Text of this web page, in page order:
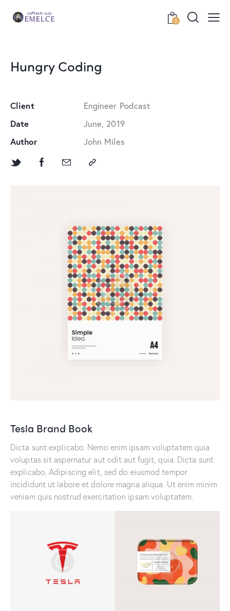
0
Hungry Coding
Tesla Brand Book
Dicta sunt explicabo. Nemo enim ipsam voluptatem quia
voluptas sit aspernatur aut odit aut fugit, quia. Dicta sunt
explicabo. Adipiscing elit, sed do eiusmod tempor
incididunt ut labore et dolore magna aliqua. Ut enim minim
veniam quis nostrud exercitation ipsam voluptatem.
Client
Engineer Podcast
Date
June, 2019
Author
John Miles